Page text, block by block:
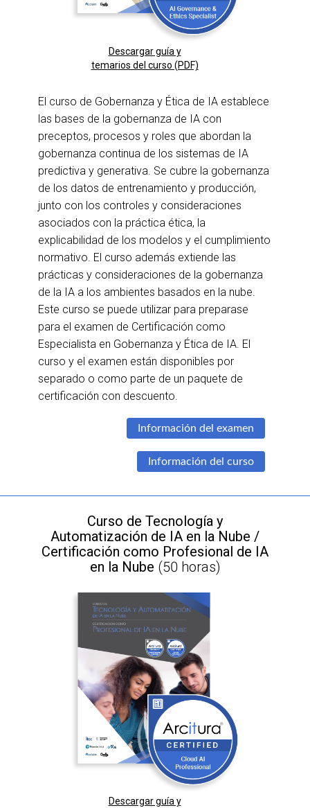
Descargar guía y
temarios del curso (PDF)
El curso de Gobernanza y Ética de IA establece
las bases de la gobernanza de IA con
preceptos, procesos y roles que abordan la
gobernanza continua de los sistemas de IA
predictiva y generativa. Se cubre la gobernanza
de los datos de entrenamiento y producción,
junto con los controles y consideraciones
asociados con la práctica ética, la
explicabilidad de los modelos y el cumplimiento
normativo. El curso además extiende las
prácticas y consideraciones de la gobernanza
de la IA a los ambientes basados en la nube.
Este curso se puede utilizar para preparase
para el examen de Certificación como
Especialista en Gobernanza y Ética de IA. El
curso y el examen están disponibles por
separado o como parte de un paquete de
certificación con descuento.
Información del examen
Información del curso
Curso de Tecnología y
Automatización de IA en la Nube /
Certificación como Profesional de IA
en la Nube (50 horas)
Descargar guía y